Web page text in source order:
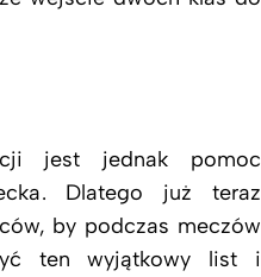
jest jednak pomoc
Dlatego już teraz
by podczas meczów
ten wyjątkowy list i